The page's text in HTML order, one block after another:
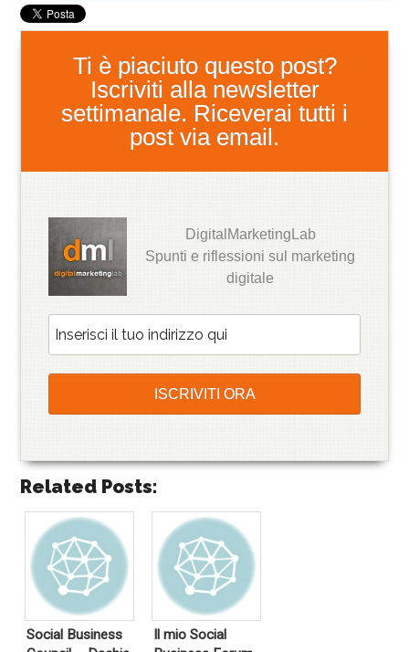
Ti è piaciuto questo post?
Iscriviti alla newsletter
settimanale. Riceverai tutti i
post via email.
DigitalMarketingLab
Spunti e riflessioni sul marketing
digitale
Related Posts:
Social Business
Il mio Social